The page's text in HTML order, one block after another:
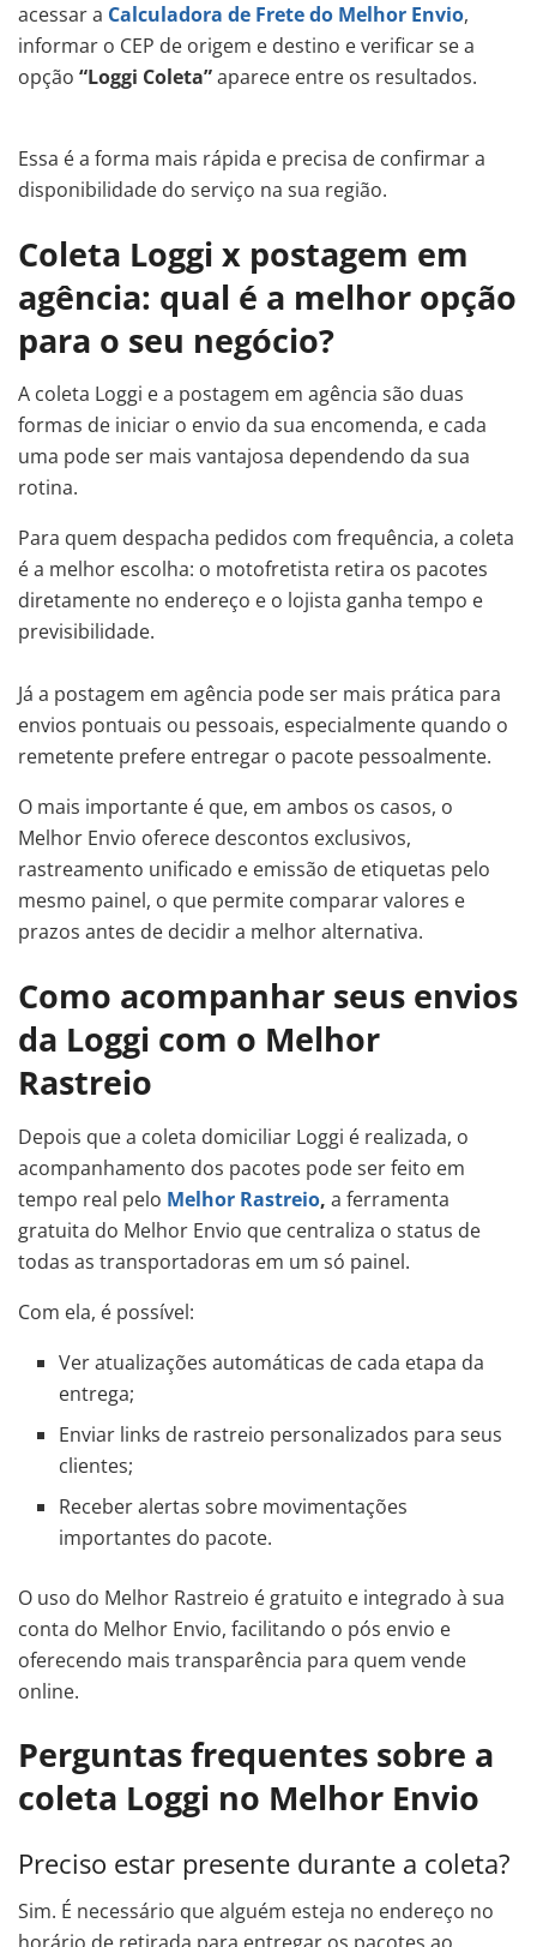
acessar a Calculadora de Frete do Melhor Envio,
informar o CEP de origem e destino e verificar se a
opção “Loggi Coleta”aparece entre os resultados.
Essa é a forma mais rápida e precisa de confirmar a
disponibilidade do serviço na sua região.
Coleta Loggi x postagem em
agência: qual é a melhor opção
para o seu negócio?
A coleta Loggi e a postagem em agência são duas
formas de iniciar o envio da sua encomenda, e cada
uma pode ser mais vantajosa dependendo da sua
rotina.
Para quem despacha pedidos com frequência, a coleta
é a melhor escolha: o motofretista retira os pacotes
diretamente no endereço e o lojista ganha tempo e
previsibilidade.
Já a postagem em agência pode ser mais prática para
envios pontuais ou pessoais, especialmente quando o
remetente prefere entregar o pacote pessoalmente.
O mais importante é que, em ambos os casos, o
Melhor Envio oferece descontos exclusivos,
rastreamento unificado e emissão de etiquetas pelo
mesmo painel, o que permite comparar valores e
prazos antes de decidir a melhor alternativa.
Como acompanhar seus envios
da Loggi com o Melhor
Rastreio
Depois que a coleta domiciliar Loggi é realizada, o
acompanhamento dos pacotes pode ser feito em
tempo real pelo Melhor Rastreio, a ferramenta
gratuita do Melhor Envio que centraliza o status de
todas as transportadoras em um só painel.
Com ela, é possível:
Ver atualizações automáticas de cada etapa da
entrega;
Enviar links de rastreio personalizados para seus
clientes;
Receber alertas sobre movimentações
importantes do pacote.
O uso do Melhor Rastreio é gratuito e integrado à sua
conta do Melhor Envio, facilitando o pós envio e
oferecendo mais transparência para quem vende
online.
Perguntas frequentes sobre a
coleta Loggi no Melhor Envio
Preciso estar presente durante a coleta?
Sim. É necessário que alguém esteja no endereço no
horário de retirada para entregar os pacotes ao